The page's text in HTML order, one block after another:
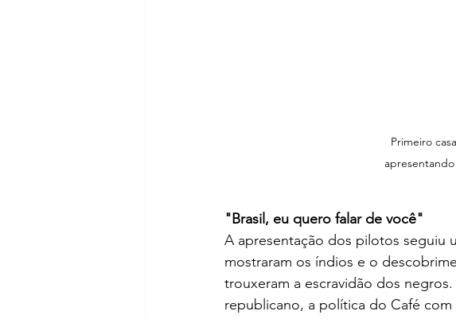
Primeiro
"Brasil, eu quero falar de você"
A apresentação dos pilotos seguiu
mostraram os índios e o
trouxeram a escravidão dos
republicano, a política do Café